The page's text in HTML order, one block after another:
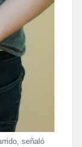
señaló